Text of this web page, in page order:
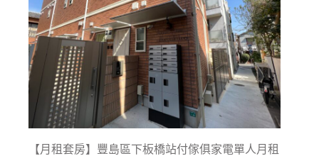
【月租套房】豐島區下板橋站付傢俱家電單人月租